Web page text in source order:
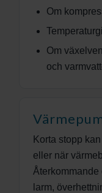
Om
Om
och
Korta stopp
eller när
larm,